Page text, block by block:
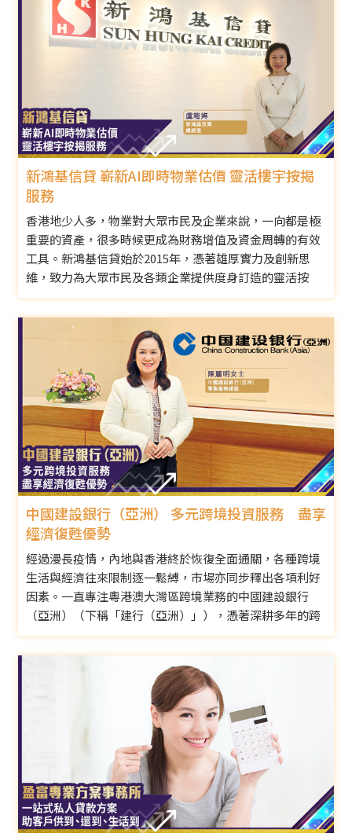
新鴻基信貸 嶄新AI即時物業估價 靈活樓宇按揭
服務
香港地少人多，物業對大眾市民及企業來說，一向都是極
重要的資產，很多時候更成為財務增值及資金周轉的有效
工具。新鴻基信貸始於2015年，憑著雄厚實力及創新思
維，致力為大眾市民及各類企業提供度身訂造的靈活按
中國建設銀行（亞洲） 多元跨境投資服務 盡享
經濟復甦優勢
經過漫長疫情，內地與香港終於恢復全面通關，各種跨境
生活與經濟往來限制逐一鬆縛，市場亦同步釋出各項利好
因素。一直專注粵港澳大灣區跨境業務的中國建設銀行
（亞洲）（下稱「建行（亞洲）」），憑著深耕多年的跨
境